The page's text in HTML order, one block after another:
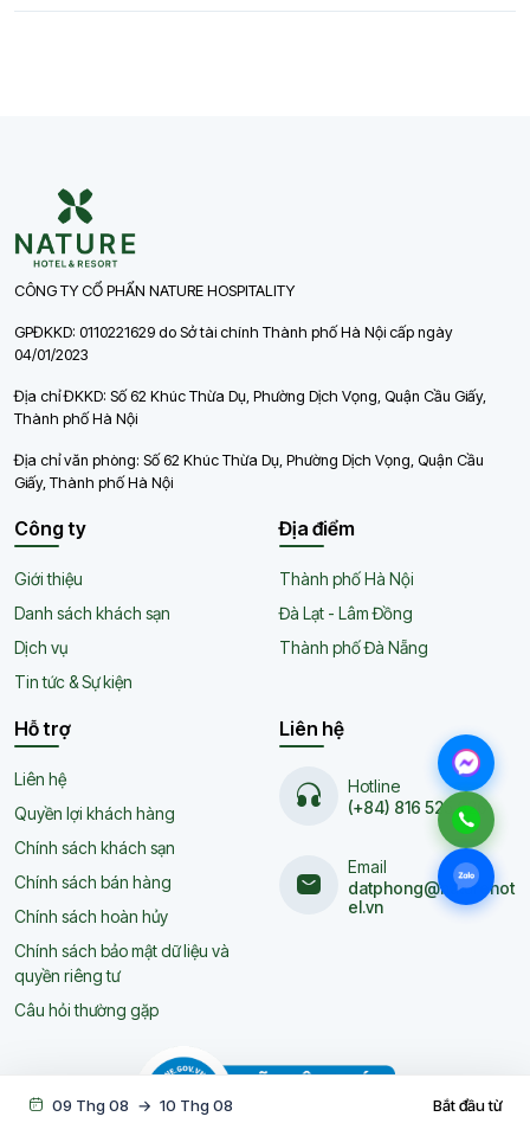
09 Thg 08 → 10 Thg 08 Bắt đầu từ
CÔNG TY CỔ PHẨN NATURE HOSPITALITY
GPĐKKD: 0110221629 do Sở tài chính Thành phố Hà Nội cấp ngày
04/01/2023
Địa chỉ ĐKKD: Số 62 Khúc Thừa Dụ, Phường Dịch Vọng, Quận Cầu Giấy,
Thành phố Hà Nội
Địa chỉ văn phòng: Số 62 Khúc Thừa Dụ, Phường Dịch Vọng, Quận Cầu
Giấy, Thành phố Hà Nội
Công ty
Giới thiệu
Danh sách khách sạn
Dịch vụ
Tin tức & Sự kiện
Địa điểm
Thành phố Hà Nội
Đà Lạt - Lâm Đồng
Thành phố Đà Nẵng
Hỗ trợ
Liên hệ
Quyền lợi khách hàng
Chính sách khách sạn
Chính sách bán hàng
Chính sách hoàn hủy
Chính sách bảo mật dữ liệu và
quyền riêng tư
Câu hỏi thường gặp
Liên hệ
Hotline
(+84) 816 525 626
Email
datphong@naturehot
el.vn